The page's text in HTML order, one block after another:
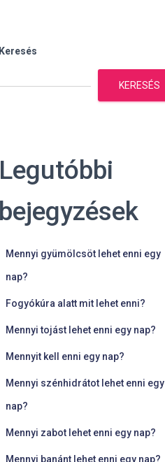
Keresés
KERESÉS
Legutóbbi
bejegyzések
Mennyi gyümölcsöt lehet enni egy
nap?
Fogyókúra alatt mit lehet enni?
Mennyi tojást lehet enni egy nap?
Mennyit kell enni egy nap?
Mennyi szénhidrátot lehet enni egy
nap?
Mennyi zabot lehet enni egy nap?
Mennyi banánt lehet enni egy nap?